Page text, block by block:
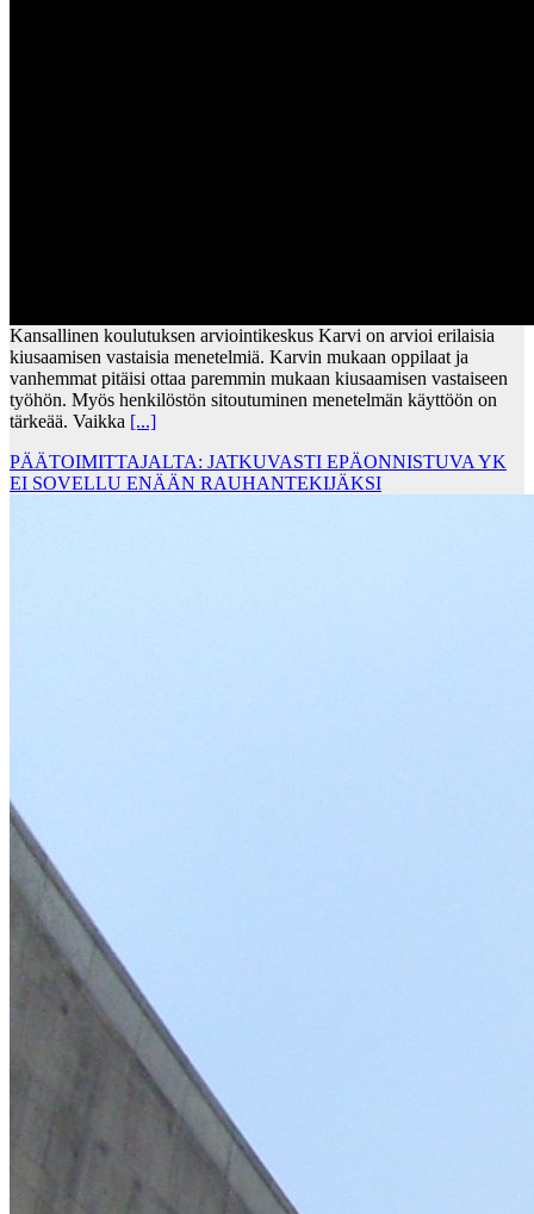
Kansallinen koulutuksen arviointikeskus Karvi on arvioi erilaisia
kiusaamisen vastaisia menetelmiä. Karvin mukaan oppilaat ja
vanhemmat pitäisi ottaa paremmin mukaan kiusaamisen vastaiseen
työhön. Myös henkilöstön sitoutuminen menetelmän käyttöön on
tärkeää. Vaikka [...]
PÄÄTOIMITTAJALTA: JATKUVASTI EPÄONNISTUVA YK
EI SOVELLU ENÄÄN RAUHANTEKIJÄKSI